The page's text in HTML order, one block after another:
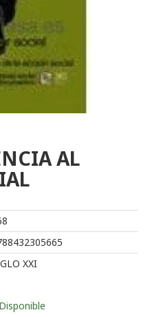
AL
XXI
Disponible